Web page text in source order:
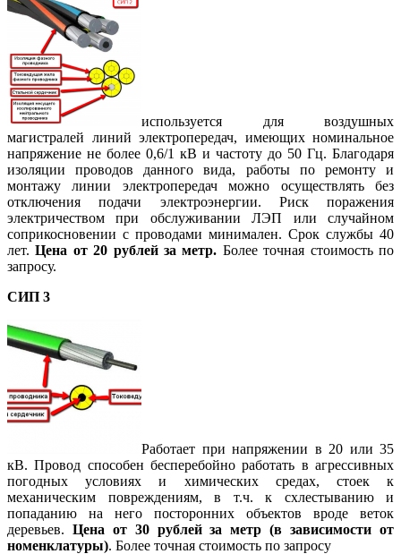
используется для воздушных
магистралей линий электропередач, имеющих номинальное
напряжение не более 0,6/1 кВ и частоту до 50 Гц. Благодаря
изоляции проводов данного вида, работы по ремонту и
монтажу линии электропередач можно осуществлять без
отключения подачи электроэнергии. Риск поражения
электричеством при обслуживании ЛЭП или случайном
соприкосновении с проводами минимален. Срок службы 40
лет.Цена от 20 рублей за метр. Более точная стоимость по
запросу.
СИП 3
Работает при напряжении в 20 или 35
кВ. Провод способен бесперебойно работать в агрессивных
погодных условиях и химических средах, стоек к
механическим повреждениям, в т.ч. к схлестыванию и
попаданию на него посторонних объектов вроде веток
деревьев. Цена от 30 рублей за метр (в зависимости от
номенклатуры). Более точная стоимость по запросу